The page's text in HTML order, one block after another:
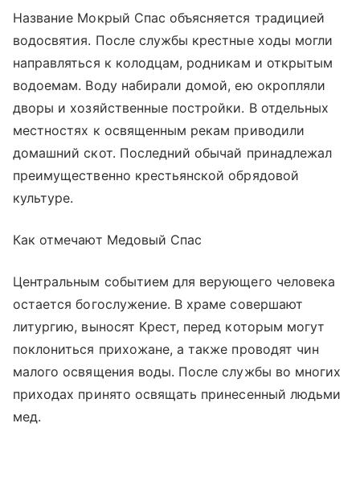
Название Мокрый Спас объясняется традицией
водосвятия. После службы крестные ходы могли
направляться к колодцам, родникам и открытым
водоемам. Воду набирали домой, ею окропляли
дворы и хозяйственные постройки. В отдельных
местностях к освященным рекам приводили
домашний скот. Последний обычай принадлежал
преимущественно крестьянской обрядовой
культуре.
Как отмечают Медовый Спас
Центральным событием для верующего человека
остается богослужение. В храме совершают
литургию, выносят Крест, перед которым могут
поклониться прихожане, а также проводят чин
малого освящения воды. После службы во многих
приходах принято освящать принесенный людьми
мед.